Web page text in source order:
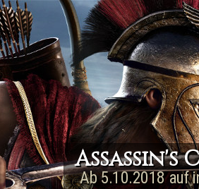
Direkt
Jetzt für